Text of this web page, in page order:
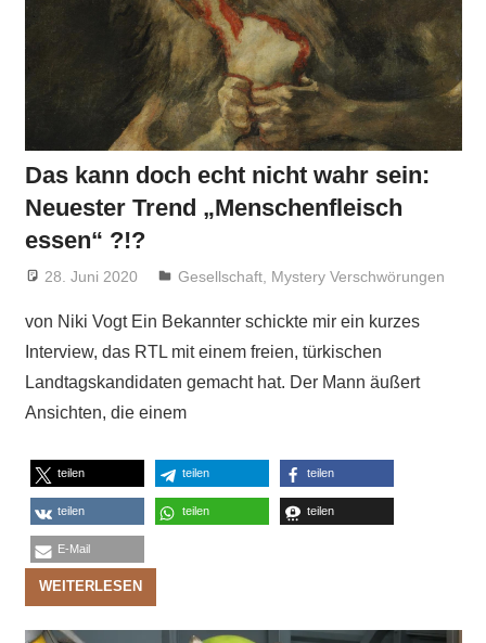
Das kann doch echt nicht wahr sein:
Neuester Trend „Menschenfleisch
essen“ ?!?
28. Juni 2020 Niki Vogt
Gesellschaft Mystery Verschwörungen
von Niki Vogt Ein Bekannter schickte mir ein kurzes
Interview, das RTL mit einem freien, türkischen
Landtagskandidaten gemacht hat. Der Mann äußert
Ansichten, die einem
teilen teilen teilen
teilen teilen teilen
E-Mail
WEITERLESEN